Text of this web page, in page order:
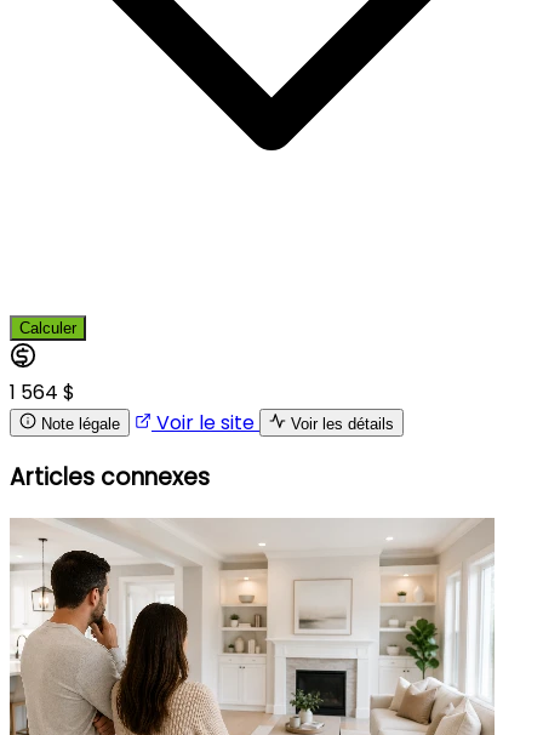
Calculer
1 564 $
Note légale Voir le site Voir les détails
Articles connexes